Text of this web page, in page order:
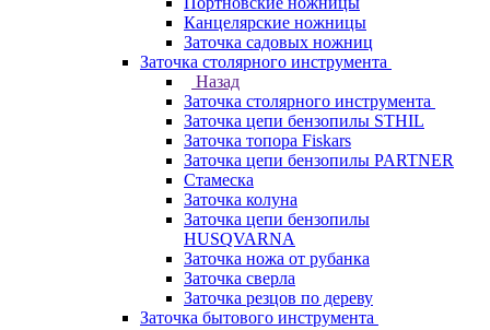
Канцелярские ножницы
Заточка садовых ножниц
Заточка столярного инструмента
Назад
Заточка столярного инструмента
Заточка цепи бензопилы STHIL
Заточка топора Fiskars
Заточка цепи бензопилы PARTNER
Стамеска
Заточка колуна
Заточка цепи бензопилы
HUSQVARNA
Заточка ножа от рубанка
Заточка сверла
Заточка резцов по дереву
Заточка бытового инструмента